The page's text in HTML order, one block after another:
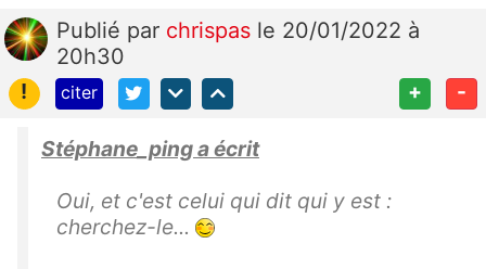
Publié par chrispas le 20/01/2022 à
20h30
!
citer + -
Stéphane_ping a écrit
Oui, et c'est celui qui dit qui y est :
cherchez-le...